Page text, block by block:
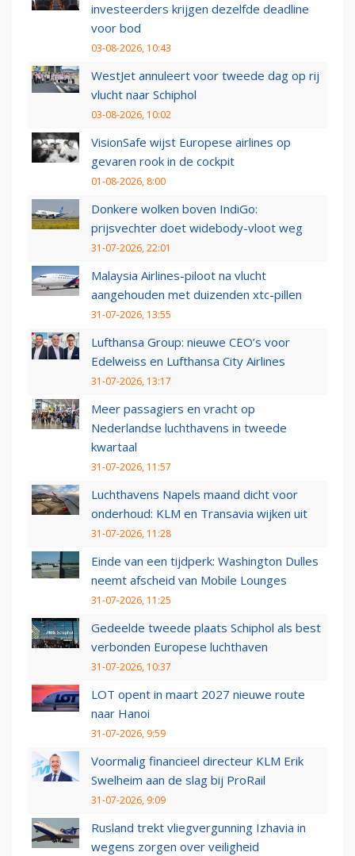
investeerders krijgen dezelfde deadline
voor bod
03-08-2026, 10:43
WestJet annuleert voor tweede dag op rij
vlucht naar Schiphol
03-08-2026, 10:02
VisionSafe wijst Europese airlines op
gevaren rook in de cockpit
01-08-2026, 8:00
Donkere wolken boven IndiGo:
prijsvechter doet widebody-vloot weg
31-07-2026, 22:01
Malaysia Airlines-piloot na vlucht
aangehouden met duizenden xtc-pillen
31-07-2026, 13:55
Lufthansa Group: nieuwe CEO’s voor
Edelweiss en Lufthansa City Airlines
31-07-2026, 13:17
Meer passagiers en vracht op
Nederlandse luchthavens in tweede
kwartaal
31-07-2026, 11:57
Luchthavens Napels maand dicht voor
onderhoud: KLM en Transavia wijken uit
31-07-2026, 11:28
Einde van een tijdperk: Washington Dulles
neemt afscheid van Mobile Lounges
31-07-2026, 11:25
Gedeelde tweede plaats Schiphol als best
verbonden Europese luchthaven
31-07-2026, 10:37
LOT opent in maart 2027 nieuwe route
naar Hanoi
31-07-2026, 9:59
Voormalig financieel directeur KLM Erik
Swelheim aan de slag bij ProRail
31-07-2026, 9:09
Rusland trekt vliegvergunning Izhavia in
wegens zorgen over veiligheid